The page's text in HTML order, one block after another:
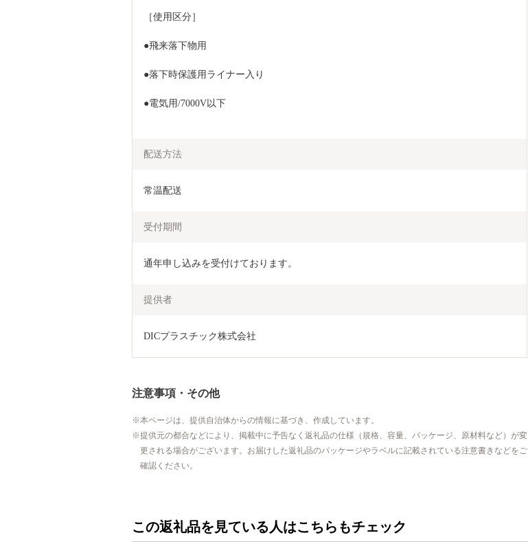
［使用区分］
●飛来落下物用
●落下時保護用ライナー入り
●電気用/7000V以下
配送方法
常温配送
受付期間
通年申し込みを受付けております。
提供者
DICプラスチック株式会社
注意事項・その他
本ページは、提供自治体からの情報に基づき、作成しています。
提供元の都合などにより、掲載中に予告なく返礼品の仕様（規格、容量、パッケージ、原材料など）が変
更される場合がございます。お届けした返礼品のパッケージやラベルに記載されている注意書きなどをご
確認ください。
この返礼品を見ている人はこちらもチェック